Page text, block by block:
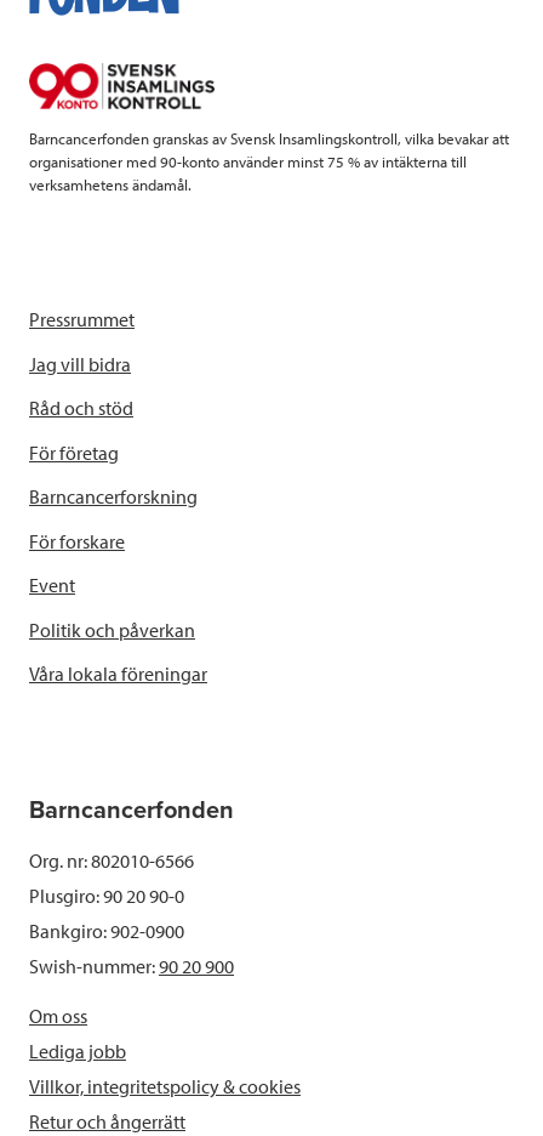
k
Barncancerfonden granskas av Svensk Insamlingskontroll, vilka bevakar att
organisationer med 90-konto använder minst 75 % av intäkterna till
verksamhetens ändamål.
Pressrummet
Jag vill bidra
Råd och stöd
För företag
Barncancerforskning
För forskare
Event
Politik och påverkan
Våra lokala föreningar
Barncancerfonden
Org. nr: 802010-6566
Plusgiro: 90 20 90-0
Bankgiro: 902-0900
Swish-nummer:90 20 900
Om oss
Lediga jobb
Villkor, integritetspolicy & cookies
Retur och ångerrätt